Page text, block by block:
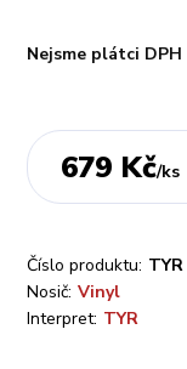
Nejsme plátci DPH
679 Kč/ks
Číslo produktu: TYR
Nosič: Vinyl
Interpret: TYR